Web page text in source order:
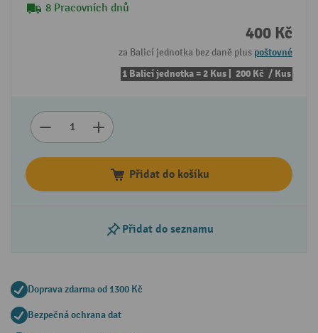
8 Pracovních dnů
400 Kč
za Balicí jednotka bez daně plus poštovné
1 Balicí jednotka = 2 Kus | 200 Kč / Kus
Přidat do košíku
Přidat do seznamu
Doprava zdarma od 1300 Kč
Bezpečná ochrana dat